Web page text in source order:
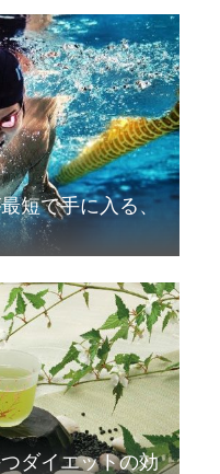
短で手に入る、
ダイエットの効